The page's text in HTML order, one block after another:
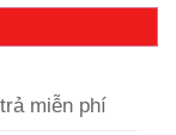
miễn phí